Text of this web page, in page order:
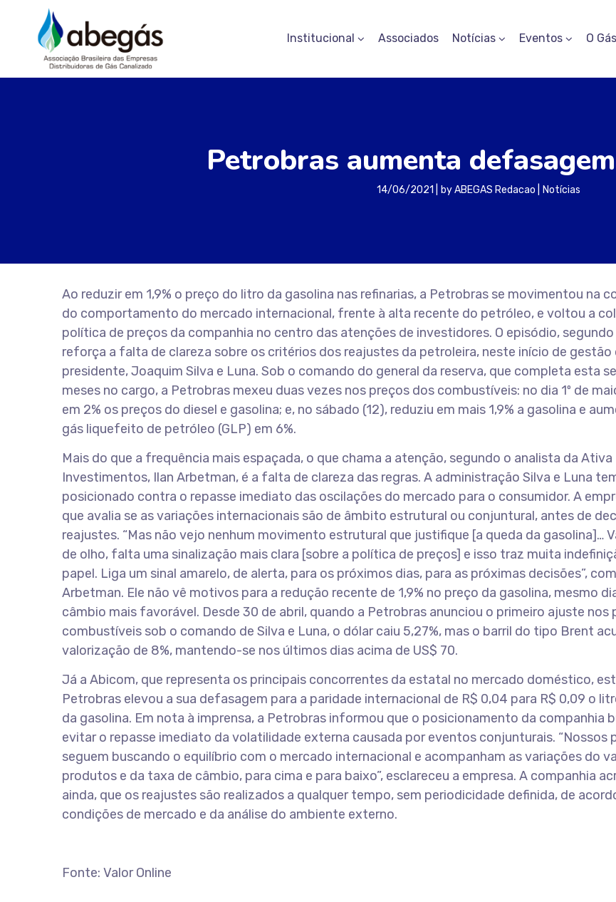
Institucional Associados Notícias Eventos O
Petrobras aumenta
14/06/2021 byABEGAS Redacao Notícias
Ao reduzir em 1,9% o preço do litro da gasolina nas refinarias, a Petrobras se movimentou na
do comportamento do mercado internacional, frente à alta recente do petróleo, e voltou a
política de preços da companhia no centro das atenções de investidores. O episódio,
reforça a falta de clareza sobre os critérios dos reajustes da petroleira, neste início de gestão
presidente, Joaquim Silva e Luna. Sob o comando do general da reserva, que completa esta
meses no cargo, a Petrobras mexeu duas vezes nos preços dos combustíveis: no dia 1º de
em 2% os preços do diesel e gasolina; e, no sábado (12), reduziu em mais 1,9% a gasolina e
gás liquefeito de petróleo (GLP) em 6%.
Mais do que a frequência mais espaçada, o que chama a atenção, segundo o analista da Ativa
Investimentos, Ilan Arbetman, é a falta de clareza das regras. A administração Silva e Luna
posicionado contra o repasse imediato das oscilações do mercado para o consumidor. A
que avalia se as variações internacionais são de âmbito estrutural ou conjuntural, antes de
reajustes. “Mas não vejo nenhum movimento estrutural que justifique [a queda da gasolina]…
de olho, falta uma sinalização mais clara [sobre a política de preços] e isso traz muita
papel. Liga um sinal amarelo, de alerta, para os próximos dias, para as próximas decisões”,
Arbetman. Ele não vê motivos para a redução recente de 1,9% no preço da gasolina, mesmo
câmbio mais favorável. Desde 30 de abril, quando a Petrobras anunciou o primeiro ajuste nos
combustíveis sob o comando de Silva e Luna, o dólar caiu 5,27%, mas o barril do tipo Brent
valorização de 8%, mantendo-se nos últimos dias acima de US$ 70.
Já a Abicom, que representa os principais concorrentes da estatal no mercado doméstico,
Petrobras elevou a sua defasagem para a paridade internacional de R$ 0,04 para R$ 0,09 o
da gasolina. Em nota à imprensa, a Petrobras informou que o posicionamento da companhia
evitar o repasse imediato da volatilidade externa causada por eventos conjunturais. “Nossos
seguem buscando o equilíbrio com o mercado internacional e acompanham as variações do
produtos e da taxa de câmbio, para cima e para baixo”, esclareceu a empresa. A companhia
ainda, que os reajustes são realizados a qualquer tempo, sem periodicidade definida, de
condições de mercado e da análise do ambiente externo.
Fonte: Valor Online